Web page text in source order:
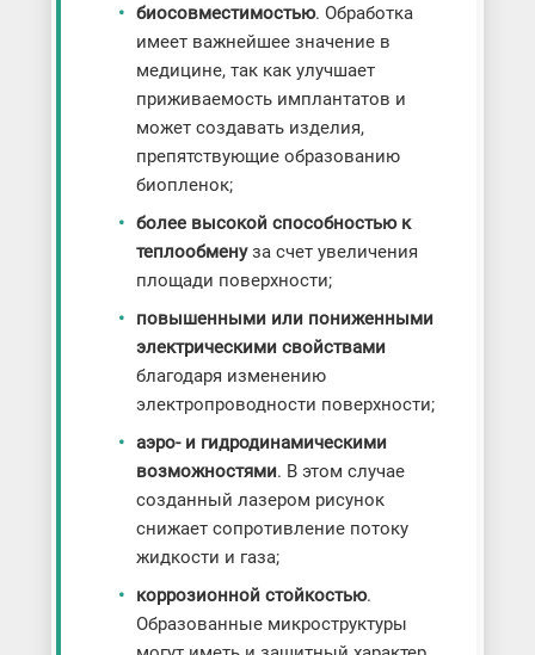
биосовместимостью. Обработка
имеет важнейшее значение в
медицине, так как улучшает
приживаемость имплантатов и
может создавать изделия,
препятствующие образованию
биопленок;
более высокой способностью к
теплообменуза счет увеличения
площади поверхности;
повышенными или пониженными
электрическими свойствами
благодаря изменению
электропроводности поверхности;
аэро- и гидродинамическими
возможностями. В этом случае
созданный лазером рисунок
снижает сопротивление потоку
жидкости и газа;
коррозионной стойкостью.
Образованные микроструктуры